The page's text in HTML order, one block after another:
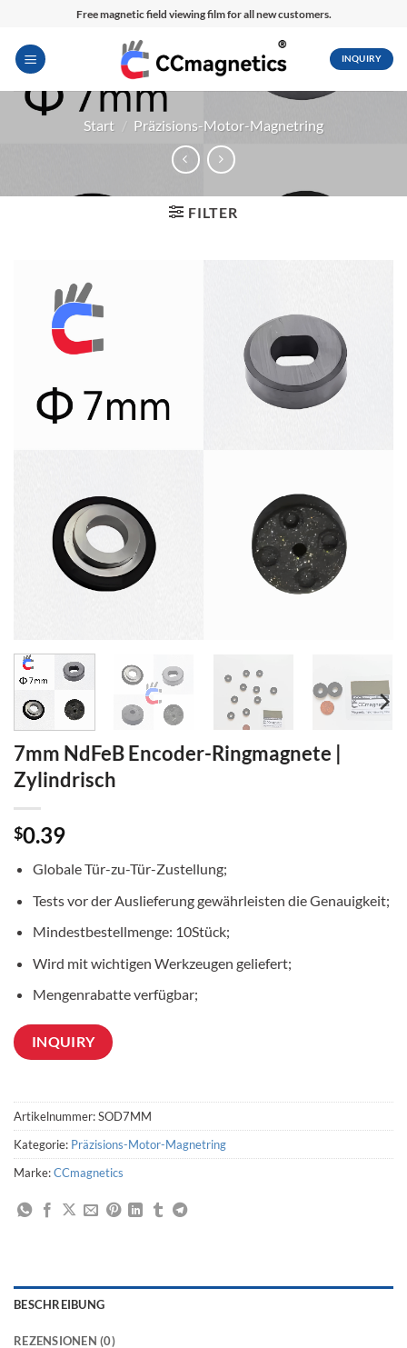
springen
Free magnetic field viewing film for all new customers.
INQUIRY
Start / Präzisions-Motor-Magnetring
FILTER
7mm NdFeB Encoder-Ringmagnete |
Zylindrisch
$0.39
Globale Tür-zu-Tür-Zustellung;
Tests vor der Auslieferung gewährleisten die Genauigkeit;
Mindestbestellmenge: 10Stück;
Wird mit wichtigen Werkzeugen geliefert;
Mengenrabatte verfügbar;
INQUIRY
Artikelnummer:SOD7MM
Kategorie: Präzisions-Motor-Magnetring
Marke:CCmagnetics
BESCHREIBUNG
REZENSIONEN (0)